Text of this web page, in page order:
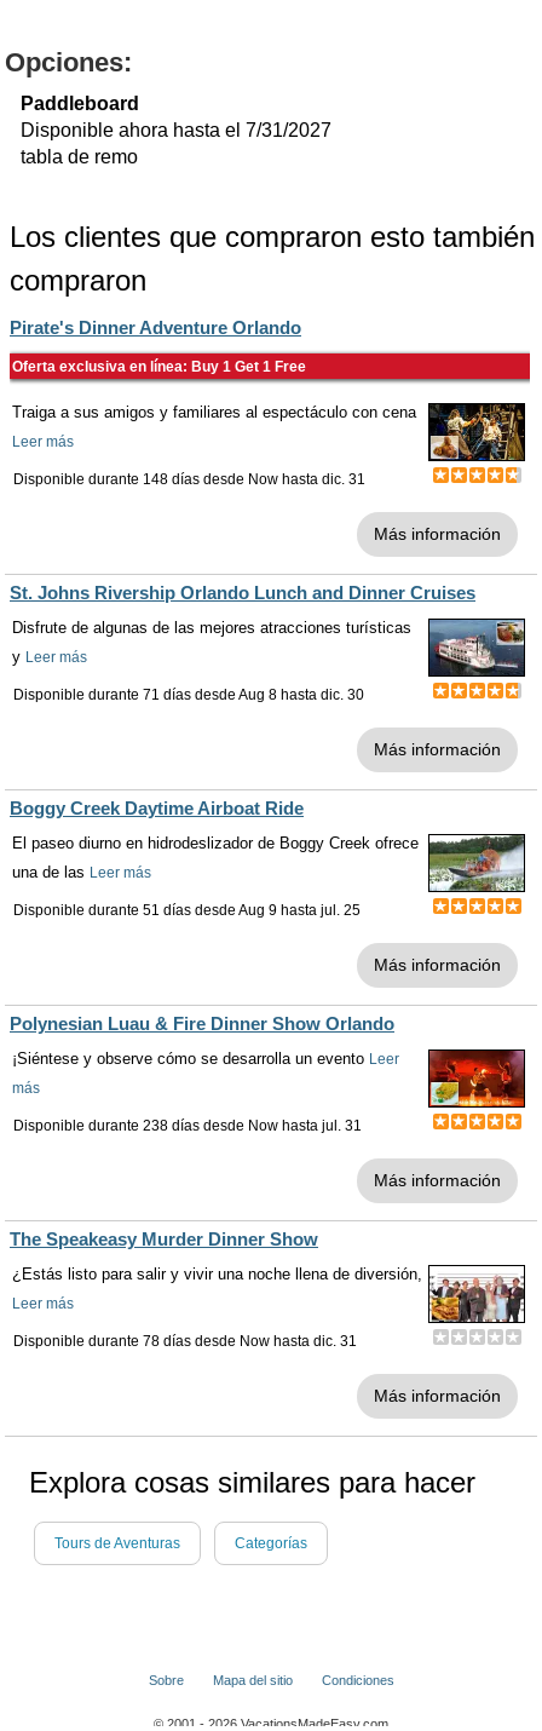
Opciones:
Paddleboard
Disponible ahora hasta el 7/31/2027
tabla de remo
Los clientes que compraron esto también
compraron
Pirate's Dinner Adventure Orlando
Oferta exclusiva en línea: Buy 1 Get 1 Free
Traiga a sus amigos y familiares al espectáculo con cena
Leer más
Disponible durante 148 días desde Now hasta dic. 31
Más información
St. Johns Rivership Orlando Lunch and Dinner Cruises
Disfrute de algunas de las mejores atracciones turísticas
y Leer más
Disponible durante 71 días desde Aug 8 hasta dic. 30
Más información
Boggy Creek Daytime Airboat Ride
El paseo diurno en hidrodeslizador de Boggy Creek ofrece
una de las Leer más
Disponible durante 51 días desde Aug 9 hasta jul. 25
Más información
Polynesian Luau & Fire Dinner Show Orlando
¡Siéntese y observe cómo se desarrolla un evento Leer
más
Disponible durante 238 días desde Now hasta jul. 31
Más información
The Speakeasy Murder Dinner Show
¿Estás listo para salir y vivir una noche llena de diversión,
Leer más
Disponible durante 78 días desde Now hasta dic. 31
Más información
Explora cosas similares para hacer
Tours de Aventuras Categorías
Sobre Mapa del sitio Condiciones
© 2001 - 2026 VacationsMadeEasy.com